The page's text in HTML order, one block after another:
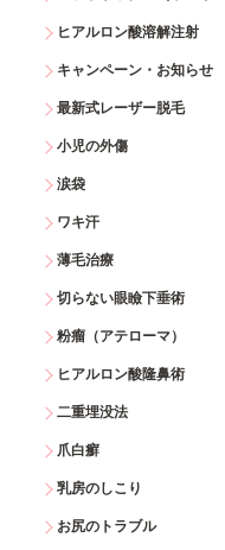
ヒアルロン酸溶解注射
キャンペーン・お知らせ
最新式レーザー脱毛
小児の外傷
涙袋
ワキ汗
薄毛治療
切らない眼瞼下垂術
粉瘤（アテローマ）
ヒアルロン酸隆鼻術
二重埋没法
爪白癬
乳房のしこり
お尻のトラブル